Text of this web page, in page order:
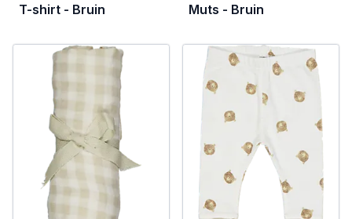
T-shirt - Bruin Muts - Bruin